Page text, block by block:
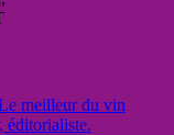
meilleur du vin
éditorialiste.